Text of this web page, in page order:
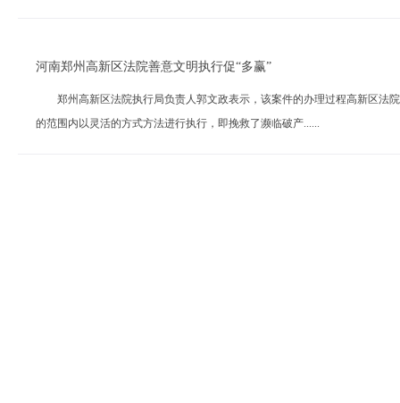
河南郑州高新区法院善意文明执行促“多赢”
郑州高新区法院执行局负责人郭文政表示，该案件的办理过程高新区法院
的范围内以灵活的方式方法进行执行，即挽救了濒临破产......